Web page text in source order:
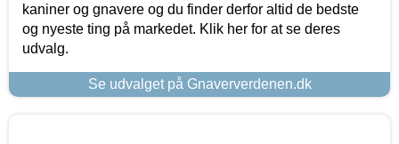
kaniner og gnavere og du finder derfor altid de bedste
og nyeste ting på markedet. Klik her for at se deres
udvalg.
Se udvalget på Gnaververdenen.dk